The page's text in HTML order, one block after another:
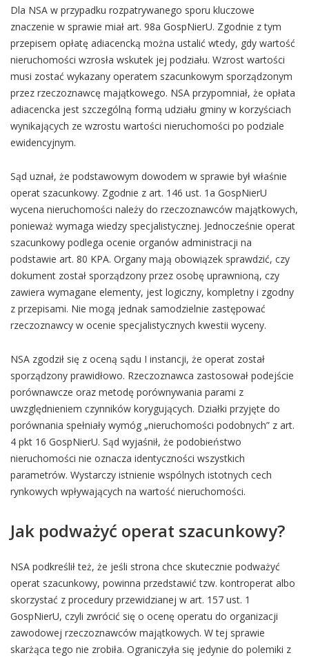
Dla NSA w przypadku rozpatrywanego sporu kluczowe
znaczenie w sprawie miał art. 98a GospNierU. Zgodnie z tym
przepisem opłatę adiacencką można ustalić wtedy, gdy wartość
nieruchomości wzrosła wskutek jej podziału. Wzrost wartości
musi zostać wykazany operatem szacunkowym sporządzonym
przez rzeczoznawcę majątkowego. NSA przypomniał, że opłata
adiacencka jest szczególną formą udziału gminy w korzyściach
wynikających ze wzrostu wartości nieruchomości po podziale
ewidencyjnym.
Sąd uznał, że podstawowym dowodem w sprawie był właśnie
operat szacunkowy. Zgodnie z art. 146 ust. 1a GospNierU
wycena nieruchomości należy do rzeczoznawców majątkowych,
ponieważ wymaga wiedzy specjalistycznej. Jednocześnie operat
szacunkowy podlega ocenie organów administracji na
podstawie art. 80 KPA. Organy mają obowiązek sprawdzić, czy
dokument został sporządzony przez osobę uprawnioną, czy
zawiera wymagane elementy, jest logiczny, kompletny i zgodny
z przepisami. Nie mogą jednak samodzielnie zastępować
rzeczoznawcy w ocenie specjalistycznych kwestii wyceny.
NSA zgodził się z oceną sądu I instancji, że operat został
sporządzony prawidłowo. Rzeczoznawca zastosował podejście
porównawcze oraz metodę porównywania parami z
uwzględnieniem czynników korygujących. Działki przyjęte do
porównania spełniały wymóg „nieruchomości podobnych” z art.
4 pkt 16 GospNierU. Sąd wyjaśnił, że podobieństwo
nieruchomości nie oznacza identyczności wszystkich
parametrów. Wystarczy istnienie wspólnych istotnych cech
rynkowych wpływających na wartość nieruchomości.
Jak podważyć operat szacunkowy?
NSA podkreślił też, że jeśli strona chce skutecznie podważyć
operat szacunkowy, powinna przedstawić tzw. kontroperat albo
skorzystać z procedury przewidzianej w art. 157 ust. 1
GospNierU, czyli zwrócić się o ocenę operatu do organizacji
zawodowej rzeczoznawców majątkowych. W tej sprawie
skarżąca tego nie zrobiła. Ograniczyła się jedynie do polemiki z